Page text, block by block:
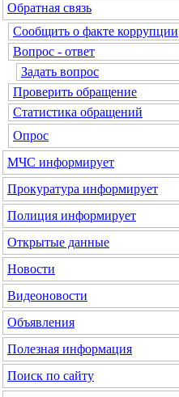
Обратная связь
Сообщить о факте коррупции
Вопрос - ответ
Задать вопрос
Проверить обращение
Статистика обращений
Опрос
МЧС информирует
Прокуратура информирует
Полиция информирует
Открытые данные
Новости
Видеоновости
Объявления
Полезная информация
Поиск по сайту